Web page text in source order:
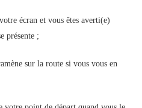
écran et vous êtes averti(e)
présente ;
sur la route si vous vous en